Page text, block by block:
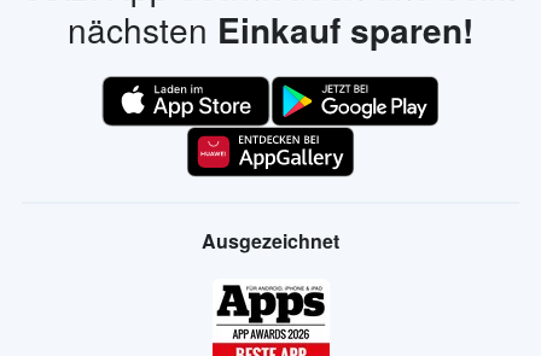
nächsten Einkauf sparen!
Ausgezeichnet